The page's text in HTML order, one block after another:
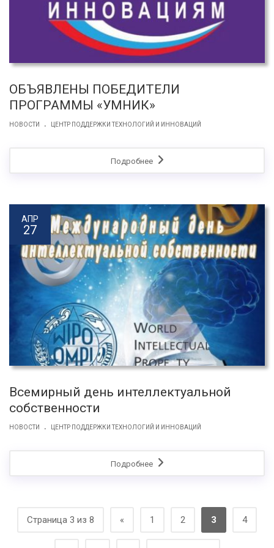
ОБЪЯВЛЕНЫ ПОБЕДИТЕЛИ
ПРОГРАММЫ «УМНИК»
НОВОСТИ . ЦЕНТР ПОДДЕРЖКИ ТЕХНОЛОГИЙ И ИННОВАЦИЙ
Подробнее
АПР
27
Всемирный день интеллектуальной
собственности
НОВОСТИ . ЦЕНТР ПОДДЕРЖКИ ТЕХНОЛОГИЙ И ИННОВАЦИЙ
Подробнее
Страница 3 из 8 « 1 2 3 4